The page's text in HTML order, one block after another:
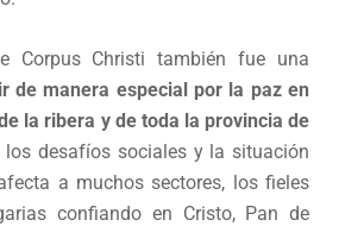
Corpus Christi también fue una
de manera especial por la paz en
la ribera y de toda la provincia de
los desafíos sociales y la situación
a muchos sectores, los fieles
confiando en Cristo, Pan de